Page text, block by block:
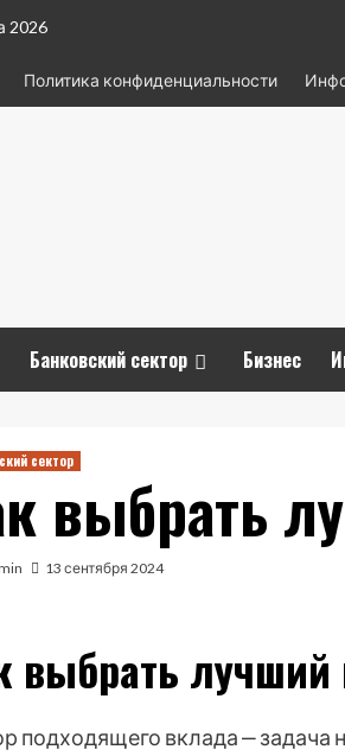
2026
Политика конфиденциальности
Банковский сектор Бизнес
сектор
выбрать
13 сентября 2024
выбрать лучший
подходящего вклада ‒ задача